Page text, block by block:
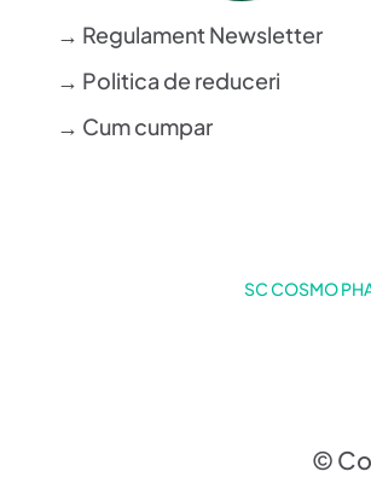
→ Regulament Newsletter
→ Politica de reduceri
→ Cum cumpar
SC COSMO
©